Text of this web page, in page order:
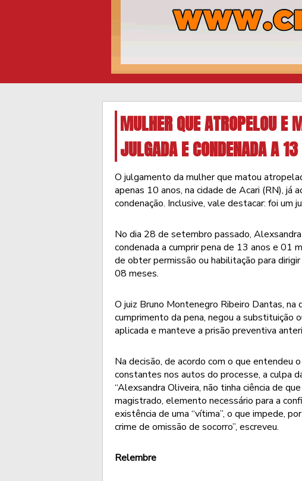
MULHER QUE ATROPELOU E
JULGADA E CONDENADA A
O julgamento da mulher que matou
apenas 10 anos, na cidade de Acari (RN), já
condenação. Inclusive, vale destacar: foi
No dia 28 de setembro passado,
condenada a cumprir pena de 13 anos e 01
de obter permissão ou habilitação para
08 meses.
O juiz Bruno Montenegro Ribeiro Dantas, na
cumprimento da pena, negou a substituição
aplicada e manteve a prisão preventiva
Na decisão, de acordo com o que entendeu
constantes nos autos do processe, a culpa
“Alexsandra Oliveira, não tinha ciência de
magistrado, elemento necessário para a
existência de uma “vítima”, o que impede,
crime de omissão de socorro”, escreveu.
Relembre